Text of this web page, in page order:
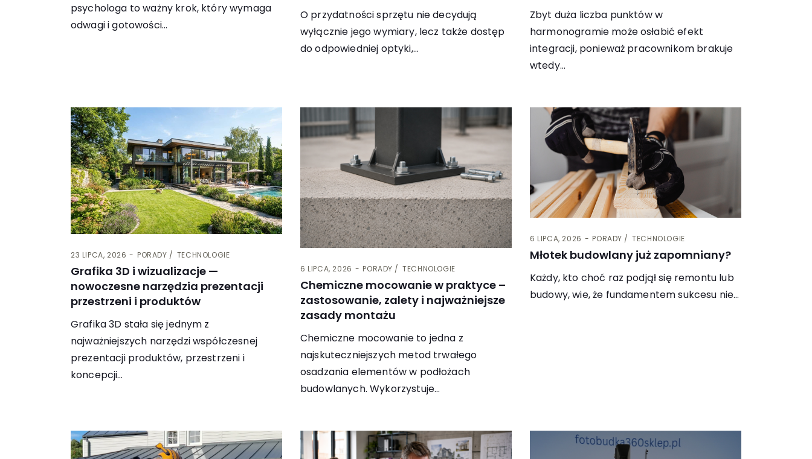
psychologa to ważny krok, który wymaga
odwagi i gotowości…
O przydatności sprzętu nie decydują
wyłącznie jego wymiary, lecz także dostęp
do odpowiedniej optyki,…
Zbyt duża liczba punktów w
harmonogramie może osłabić efekt
integracji, ponieważ pracownikom brakuje
wtedy…
23 LIPCA, 2026 PORADY TECHNOLOGIE
Grafika 3D i wizualizacje —
nowoczesne narzędzia prezentacji
przestrzeni i produktów
Grafika 3D stała się jednym z
najważniejszych narzędzi współczesnej
prezentacji produktów, przestrzeni i
koncepcji…
6 LIPCA, 2026 PORADY TECHNOLOGIE
Chemiczne mocowanie w praktyce –
zastosowanie, zalety i najważniejsze
zasady montażu
Chemiczne mocowanie to jedna z
najskuteczniejszych metod trwałego
osadzania elementów w podłożach
budowlanych. Wykorzystuje…
6 LIPCA, 2026 PORADY TECHNOLOGIE
Młotek budowlany już zapomniany?
Każdy, kto choć raz podjął się remontu lub
budowy, wie, że fundamentem sukcesu nie…